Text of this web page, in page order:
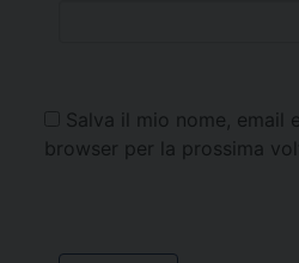
Salva il mio nome, email
browser per la prossima